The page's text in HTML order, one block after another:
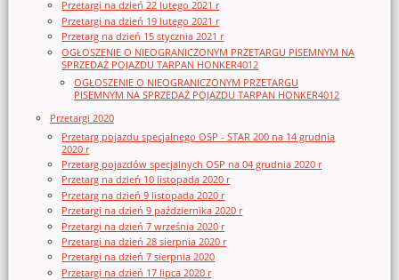
Przetargi na dzień 22 lutego 2021 r
Przetargi na dzień 19 lutego 2021 r
Przetarg na dzień 15 stycznia 2021 r
OGŁOSZENIE O NIEOGRANICZONYM PRZETARGU PISEMNYM NA
SPRZEDAŻ POJAZDU TARPAN HONKER4012
OGŁOSZENIE O NIEOGRANICZONYM PRZETARGU
PISEMNYM NA SPRZEDAŻ POJAZDU TARPAN HONKER4012
Przetargi 2020
Przetarg pojazdu specjalnego OSP - STAR 200 na 14 grudnia
2020 r
Przetarg pojazdów specjalnych OSP na 04 grudnia 2020 r
Przetarg na dzień 10 listopada 2020 r
Przetarg na dzień 9 listopada 2020 r
Przetargi na dzień 9 października 2020 r
Przetargi na dzień 7 września 2020 r
Przetargi na dzień 28 sierpnia 2020 r
Przetargi na dzień 7 sierpnia 2020
Przetargi na dzień 17 lipca 2020 r